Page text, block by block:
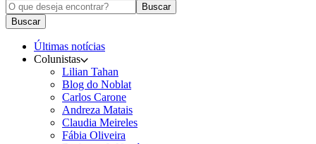
Buscar
Buscar
Últimas notícias
Colunistas
Lilian Tahan
Blog do Noblat
Carlos Carone
Andreza Matais
Claudia Meireles
Fábia Oliveira